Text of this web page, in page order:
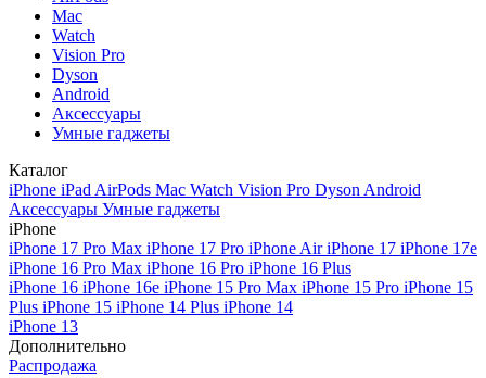
Mac
Watch
Vision Pro
Dyson
Android
Аксессуары
Умные гаджеты
Каталог
iPhone iPad AirPods Mac Watch Vision Pro Dyson Android
Аксессуары Умные гаджеты
iPhone
iPhone 17 Pro Max iPhone 17 Pro iPhone AiriPhone 17 iPhone 17e
iPhone 16 Pro Max iPhone 16 Pro iPhone 16 Plus
iPhone 16 iPhone 16e iPhone 15 Pro Max iPhone 15 Pro iPhone 15
Plus iPhone 15 iPhone 14 Plus iPhone 14
iPhone 13
Дополнительно
Распродажа